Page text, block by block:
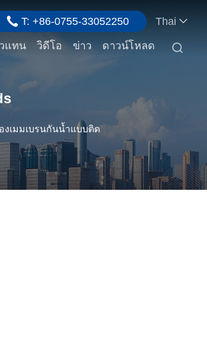
T: +86-0755-33052250 Thai
แทน วิดีโอ ข่าว ดาวน์โหลด 
งเมมเบรนกันน้ำแบบติด